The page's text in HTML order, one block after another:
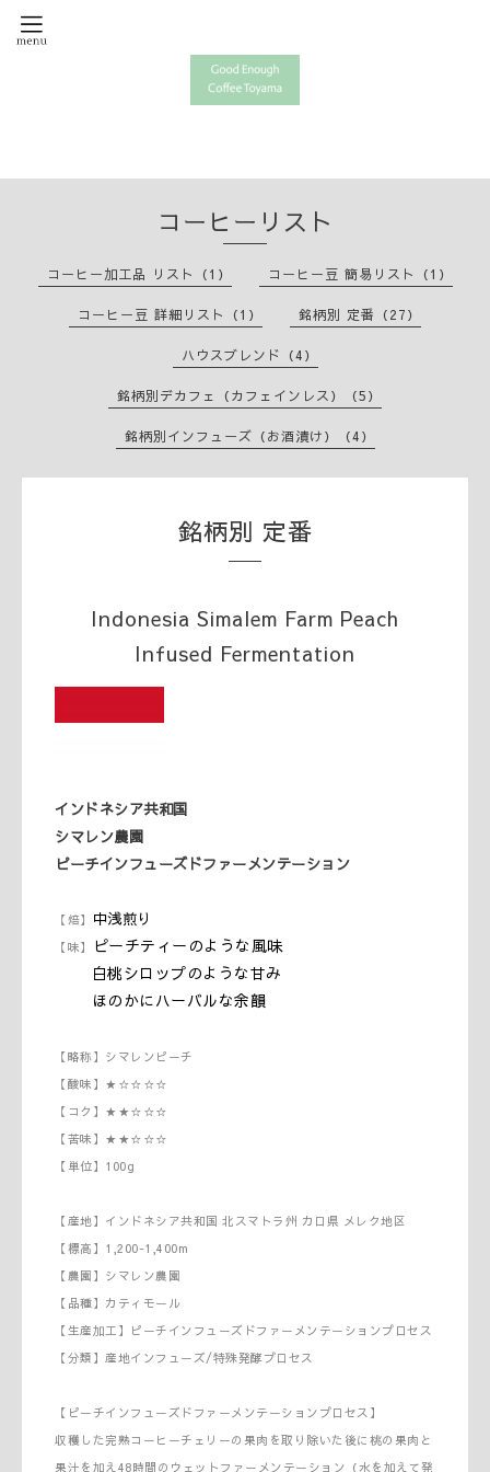
コーヒーリスト
コーヒー加工品 リスト（1） コーヒー豆 簡易リスト（1）
コーヒー豆 詳細リスト（1） 銘柄別 定番（27）
ハウスブレンド（4）
銘柄別デカフェ（カフェインレス）（5）
銘柄別インフューズ（お酒漬け）（4）
銘柄別 定番
Indonesia Simalem Farm Peach
Infused Fermentation
インドネシア共和国
シマレン農園
ピーチインフューズドファーメンテーション
【焙】 中浅煎り
【味】
ピーチティーのような風味
白桃シロップのような甘み
ほのかにハーバルな余韻
【略称】シマレンピーチ
【酸味】★☆☆☆☆
【コク】★★☆☆☆
【苦味】★★☆☆☆
【単位】100g
【産地】インドネシア共和国 北スマトラ州 カロ県 メレク地区
【標高】1,200-1,400m
【農園】シマレン農園
【品種】カティモール
【生産加工】ピーチインフューズドファーメンテーションプロセス
【分類】産地インフューズ/特殊発酵プロセス
【ピーチインフューズドファーメンテーションプロセス】
収穫した完熟コーヒーチェリーの果肉を取り除いた後に桃の果肉と
果汁を加え48時間のウェットファーメンテーション（水を加えて発